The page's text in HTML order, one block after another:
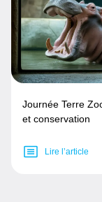
Journée Terre
et conservation
Lire l’article